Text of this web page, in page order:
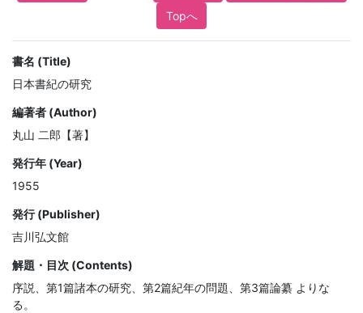
Topへ
書名 (Title)
日本書紀の研究
編著者 (Author)
丸山 二郎【著】
発行年 (Year)
1955
発行 (Publisher)
吉川弘文館
解題・目次 (Contents)
序説、第1篇諸本の研究、第2篇紀年の問題、第3篇論纂 よりな
る。